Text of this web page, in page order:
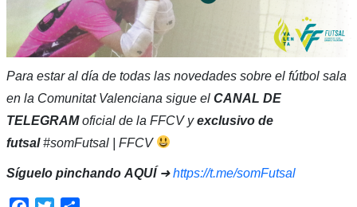
Para estar al día de todas las novedades sobre el fútbol sala
en la Comunitat Valenciana sigue el CANAL DE
TELEGRAMoficial de la FFCV yexclusivo de
futsal#somFutsal | FFCV
Síguelo pinchando AQUÍ➜https://t.me/somFutsal